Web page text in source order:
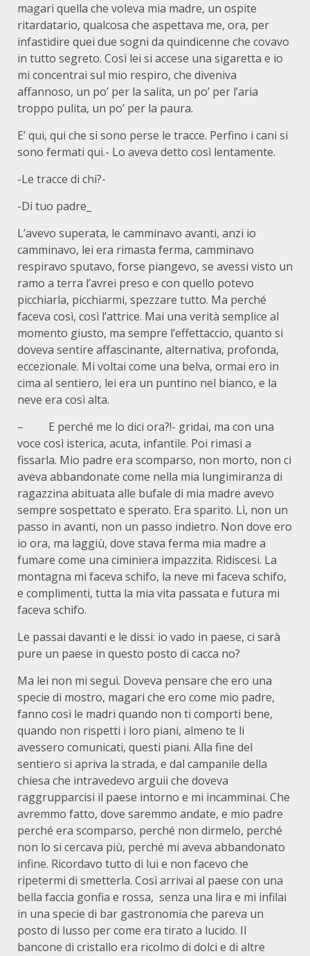
magari quella che voleva mia madre, un ospite
ritardatario, qualcosa che aspettava me, ora, per
infastidire quei due sogni da quindicenne che covavo
in tutto segreto. Così lei si accese una sigaretta e io
mi concentrai sul mio respiro, che diveniva
affannoso, un po’ per la salita, un po’ per l’aria
troppo pulita, un po’ per la paura.
E’ qui, qui che si sono perse le tracce. Perfino i cani si
sono fermati qui.- Lo aveva detto così lentamente.
-Le tracce di chi?-
-Di tuo padre_
L’avevo superata, le camminavo avanti, anzi io
camminavo, lei era rimasta ferma, camminavo
respiravo sputavo, forse piangevo, se avessi visto un
ramo a terra l’avrei preso e con quello potevo
picchiarla, picchiarmi, spezzare tutto. Ma perché
faceva così, così l’attrice. Mai una verità semplice al
momento giusto, ma sempre l’effettaccio, quanto si
doveva sentire affascinante, alternativa, profonda,
eccezionale. Mi voltai come una belva, ormai ero in
cima al sentiero, lei era un puntino nel bianco, e la
neve era così alta.
– E perché me lo dici ora?!- gridai, ma con una
voce così isterica, acuta, infantile. Poi rimasi a
fissarla. Mio padre era scomparso, non morto, non ci
aveva abbandonate come nella mia lungimiranza di
ragazzina abituata alle bufale di mia madre avevo
sempre sospettato e sperato. Era sparito. Lì, non un
passo in avanti, non un passo indietro. Non dove ero
io ora, ma laggiù, dove stava ferma mia madre a
fumare come una ciminiera impazzita. Ridiscesi. La
montagna mi faceva schifo, la neve mi faceva schifo,
e complimenti, tutta la mia vita passata e futura mi
faceva schifo.
Le passai davanti e le dissi: io vado in paese, ci sarà
pure un paese in questo posto di cacca no?
Ma lei non mi seguì. Doveva pensare che ero una
specie di mostro, magari che ero come mio padre,
fanno così le madri quando non ti comporti bene,
quando non rispetti i loro piani, almeno te li
avessero comunicati, questi piani. Alla fine del
sentiero si apriva la strada, e dal campanile della
chiesa che intravedevo arguii che doveva
raggrupparcisi il paese intorno e mi incamminai. Che
avremmo fatto, dove saremmo andate, e mio padre
perché era scomparso, perché non dirmelo, perché
non lo si cercava più, perché mi aveva abbandonato
infine. Ricordavo tutto di lui e non facevo che
ripetermi di smetterla. Così arrivai al paese con una
bella faccia gonfia e rossa, senza una lira e mi infilai
in una specie di bar gastronomia che pareva un
posto di lusso per come era tirato a lucido. Il
bancone di cristallo era ricolmo di dolci e di altre